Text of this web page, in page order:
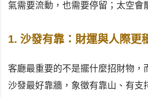
氣需要流動，也需要停留；太空會
1. 沙發有靠：財運與人際更
客廳最重要的不是擺什麼招財物，
沙發最好靠牆，象徵有靠山、有支